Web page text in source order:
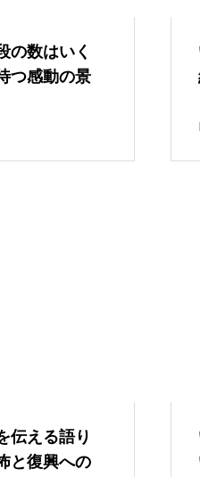
の数はいく
つ感動の景
伝える語り
と復興への